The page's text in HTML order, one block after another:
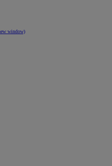
window)